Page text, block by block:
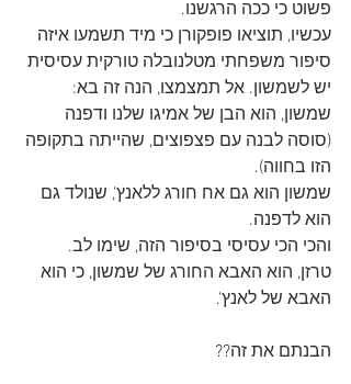
פשוט כי ככה הרגשנו.
עכשיו, תוציאו פופקורן כי מיד תשמעו איזה
סיפור משפחתי מטלנובלה טורקית עסיסית
יש לשמשון. אל תמצמצו, הנה זה בא:
שמשון, הוא הבן של אמיגו שלנו ודפנה
(סוסה לבנה עם פצפוצים, שהייתה בתקופה
הזו בחווה).
שמשון הוא גם אח חורג ללאנץ', שנולד גם
הוא לדפנה.
והכי הכי עסיסי בסיפור הזה, שימו לב.
טרזן, הוא האבא החורג של שמשון, כי הוא
האבא של לאנץ'.
הבנתם את זה??